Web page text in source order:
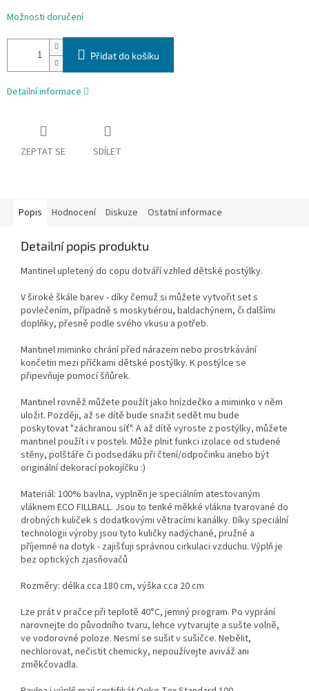
Možnosti doručení
Přidat do košíku
Detailní informace
ZEPTAT SE SDÍLET
Popis Hodnocení Diskuze Ostatní informace
Detailní popis produktu
Mantinel upletený do copu dotváří vzhled dětské postýlky.
V široké škále barev - díky čemuž si můžete vytvořit set s
povlečením, případně s moskytiérou, baldachýnem, či dalšími
doplňky, přesně podle svého vkusu a potřeb.
Mantinel miminko chrání před nárazem nebo prostrkávání
končetin mezi příčkami dětské postýlky. K postýlce se
připevňuje pomocí šňůrek.
Mantinel rovněž můžete použít jako hnízdečko a miminko v něm
uložit. Později, až se dítě bude snažit sedět mu bude
poskytovat "záchranou síť". A až dítě vyroste z postýlky, můžete
mantinel použít i v posteli. Může plnit funkci izolace od studené
stěny, polštáře či podsedáku při čtení/odpočinku anebo být
originální dekorací pokojíčku :)
Materiál: 100% bavlna, vyplněn je speciálním atestovaným
vláknem ECO FILLBALL. Jsou to tenké měkké vlákna tvarované do
drobných kuliček s dodatkovými větracími kanálky. Díky speciální
technologii výroby jsou tyto kuličky nadýchané, pružné a
příjemné na dotyk - zajišťuji správnou cirkulaci vzduchu. Výplň je
bez optických zjasňovačů
Rozměry: délka cca 180 cm, výška cca 20 cm
Lze prát v pračce při teplotě 40°C, jemný program. Po vyprání
narovnejte do původního tvaru, lehce vytvarujte a sušte volně,
ve vodorovné poloze. Nesmí se sušit v sušičce. Nebělit,
nechlorovat, nečistit chemicky, nepoužívejte aviváž ani
změkčovadla.